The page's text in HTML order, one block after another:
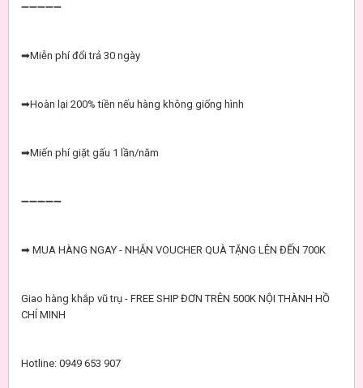
➖➖➖➖➖
➡Miễn phí đổi trả 30 ngày
➡Hoàn lại 200% tiền nếu hàng không giống hình
➡Miến phí giặt gấu 1 lần/năm
➖➖➖➖➖
➡ MUA HÀNG NGAY - NHẬN VOUCHER QUÀ TẶNG LÊN ĐẾN 700K
Giao hàng khắp vũ trụ - FREE SHIP ĐƠN TRÊN 500K NỘI THÀNH HỒ
CHÍ MINH
Hotline: 0949 653 907